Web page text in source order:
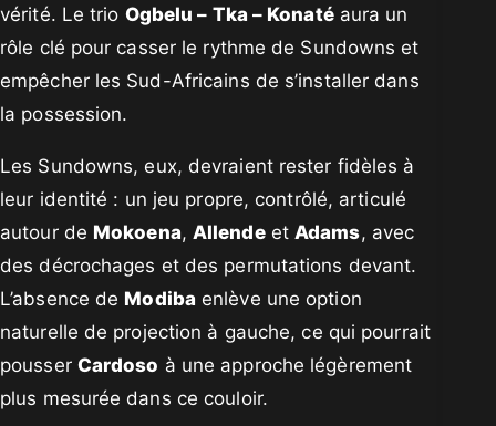
vérité. Le trio Ogbelu – Tka – Konatéaura un
rôle clé pour casser le rythme de Sundowns et
empêcher les Sud-Africains de s’installer dans
la possession.
Les Sundowns, eux, devraient rester fidèles à
leur identité : un jeu propre, contrôlé, articulé
autour de Mokoena, AllendeetAdams, avec
des décrochages et des permutations devant.
L’absence de Modiba enlève une option
naturelle de projection à gauche, ce qui pourrait
pousser Cardoso à une approche légèrement
plus mesurée dans ce couloir.